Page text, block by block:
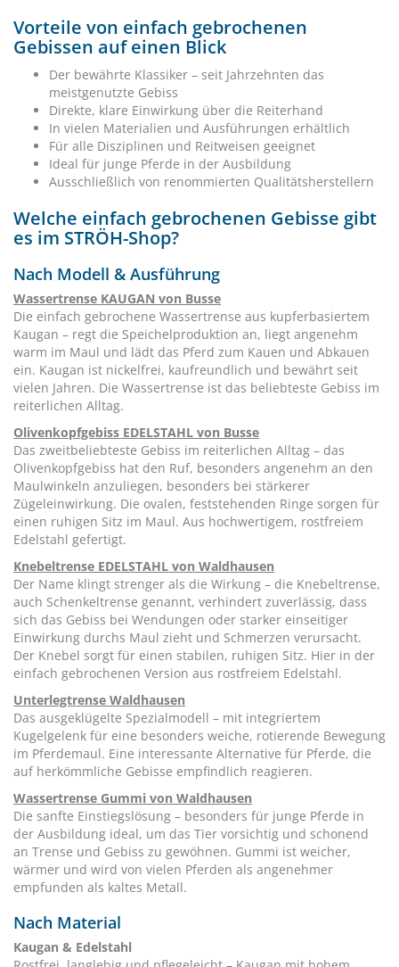
Vorteile von einfach gebrochenen
Gebissen auf einen Blick
Der bewährte Klassiker – seit Jahrzehnten das
meistgenutzte Gebiss
Direkte, klare Einwirkung über die Reiterhand
In vielen Materialien und Ausführungen erhältlich
Für alle Disziplinen und Reitweisen geeignet
Ideal für junge Pferde in der Ausbildung
Ausschließlich von renommierten Qualitätsherstellern
Welche einfach gebrochenen Gebisse gibt
es im STRÖH-Shop?
Nach Modell & Ausführung
Wassertrense KAUGAN von Busse
Die einfach gebrochene Wassertrense aus kupferbasiertem
Kaugan – regt die Speichelproduktion an, liegt angenehm
warm im Maul und lädt das Pferd zum Kauen und Abkauen
ein. Kaugan ist nickelfrei, kaufreundlich und bewährt seit
vielen Jahren. Die Wassertrense ist das beliebteste Gebiss im
reiterlichen Alltag.
Olivenkopfgebiss EDELSTAHL von Busse
Das zweitbeliebteste Gebiss im reiterlichen Alltag – das
Olivenkopfgebiss hat den Ruf, besonders angenehm an den
Maulwinkeln anzuliegen, besonders bei stärkerer
Zügeleinwirkung. Die ovalen, feststehenden Ringe sorgen für
einen ruhigen Sitz im Maul. Aus hochwertigem, rostfreiem
Edelstahl gefertigt.
Knebeltrense EDELSTAHL von Waldhausen
Der Name klingt strenger als die Wirkung – die Knebeltrense,
auch Schenkeltrense genannt, verhindert zuverlässig, dass
sich das Gebiss bei Wendungen oder starker einseitiger
Einwirkung durchs Maul zieht und Schmerzen verursacht.
Der Knebel sorgt für einen stabilen, ruhigen Sitz. Hier in der
einfach gebrochenen Version aus rostfreiem Edelstahl.
Unterlegtrense Waldhausen
Das ausgeklügelte Spezialmodell – mit integriertem
Kugelgelenk für eine besonders weiche, rotierende Bewegung
im Pferdemaul. Eine interessante Alternative für Pferde, die
auf herkömmliche Gebisse empfindlich reagieren.
Wassertrense Gummi von Waldhausen
Die sanfte Einstiegslösung – besonders für junge Pferde in
der Ausbildung ideal, um das Tier vorsichtig und schonend
an Trense und Gebiss zu gewöhnen. Gummi ist weicher,
wärmer und wird von vielen Pferden als angenehmer
empfunden als kaltes Metall.
Nach Material
Kaugan & Edelstahl